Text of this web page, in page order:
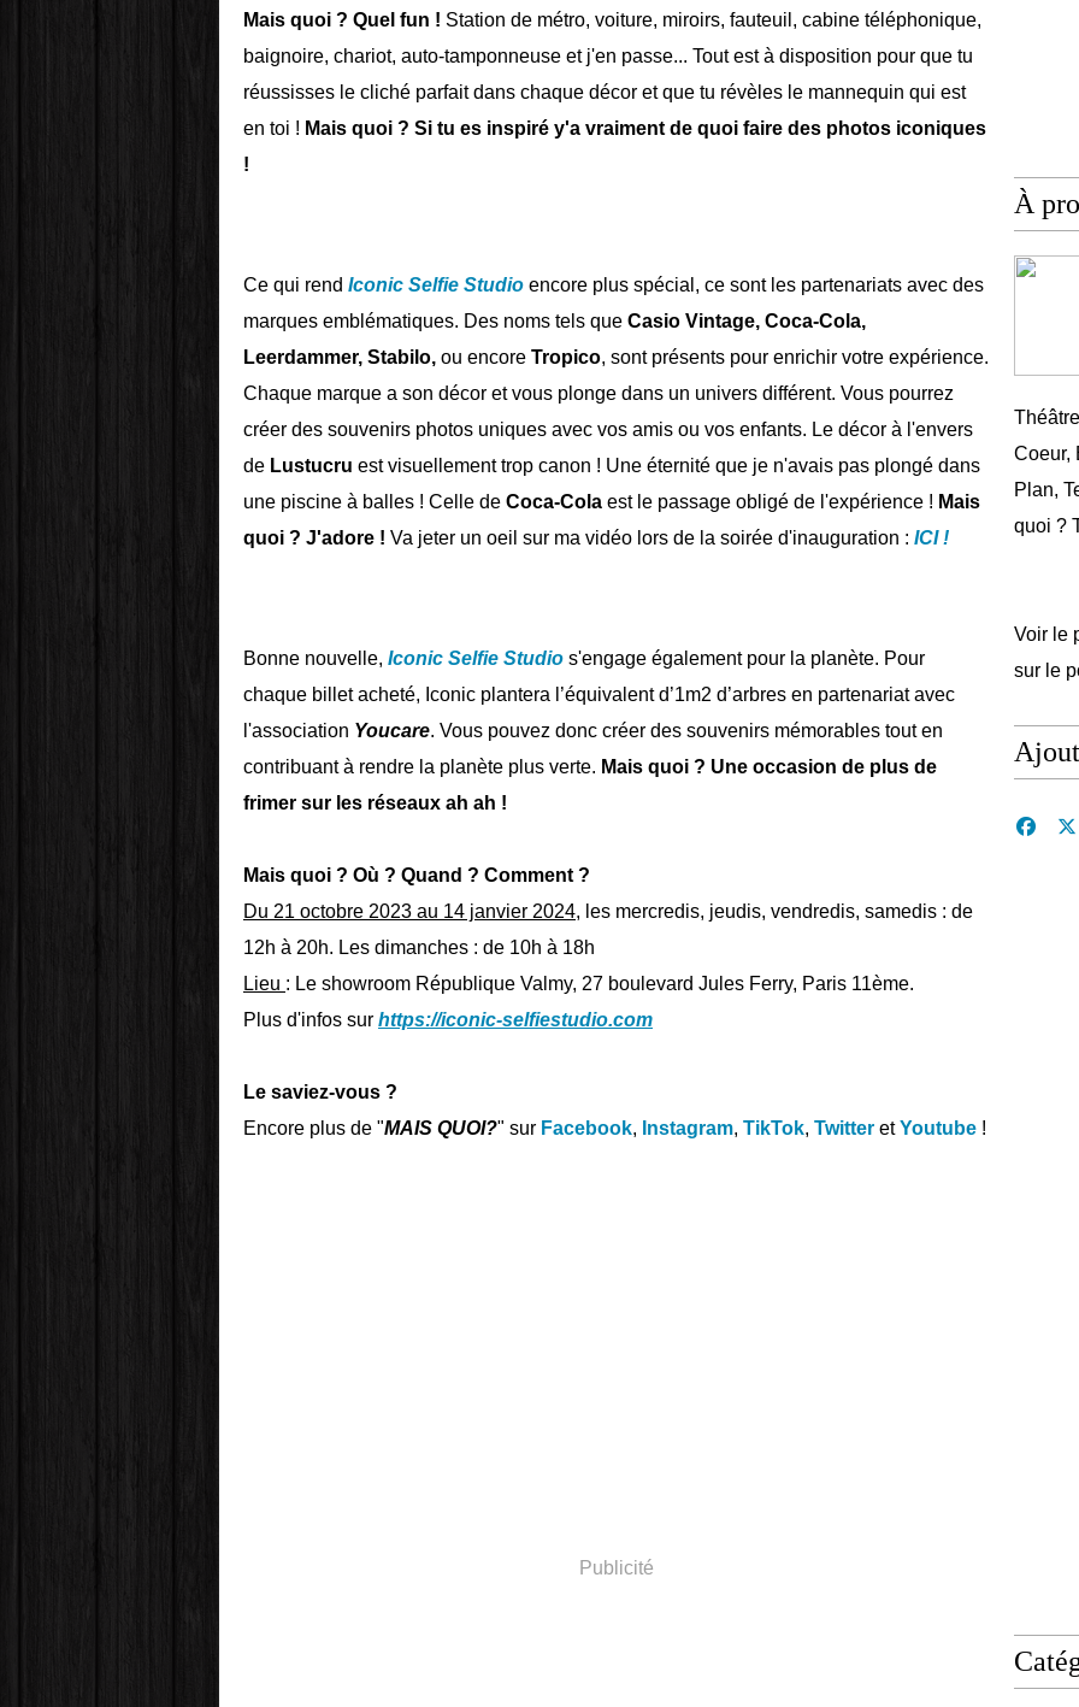
Mais quoi ? Quel fun ! Station de métro, voiture, miroirs, fauteuil, cabine téléphonique,
baignoire, chariot, auto-tamponneuse et j'en passe... Tout est à disposition pour que tu
réussisses le cliché parfait dans chaque décor et que tu révèles le mannequin qui est
en toi ! Mais quoi ? Si tu es inspiré y'a vraiment de quoi faire des photos iconiques
!
Ce qui rend Iconic Selfie Studio encore plus spécial, ce sont les partenariats avec des
marques emblématiques. Des noms tels que Casio Vintage, Coca-Cola,
Leerdammer, Stabilo, ou encore Tropico, sont présents pour enrichir votre expérience.
Chaque marque a son décor et vous plonge dans un univers différent. Vous pourrez
créer des souvenirs photos uniques avec vos amis ou vos enfants. Le décor à l'envers
de Lustucru est visuellement trop canon ! Une éternité que je n'avais pas plongé dans
une piscine à balles ! Celle de Coca-Cola est le passage obligé de l'expérience ! Mais
quoi ? J'adore ! Va jeter un oeil sur ma vidéo lors de la soirée d'inauguration : ICI !
Bonne nouvelle, Iconic Selfie Studio s'engage également pour la planète. Pour
chaque billet acheté, Iconic plantera l’équivalent d’1m2 d’arbres en partenariat avec
l'association Youcare. Vous pouvez donc créer des souvenirs mémorables tout en
contribuant à rendre la planète plus verte. Mais quoi ? Une occasion de plus de
frimer sur les réseaux ah ah !
Mais quoi ? Où ? Quand ? Comment ?
Du 21 octobre 2023 au 14 janvier 2024, les mercredis, jeudis, vendredis, samedis : de
12h à 20h. Les dimanches : de 10h à 18h
Lieu : Le showroom République Valmy, 27 boulevard Jules Ferry, Paris 11ème.
Plus d'infos sur https://iconic-selfiestudio.com
Le saviez-vous ?
Encore plus de "MAIS QUOI?" sur Facebook, Instagram, TikTok, Twitter etYoutube !
Publicité
À
Coeur,
Plan,
quoi ?
Voir le
sur le